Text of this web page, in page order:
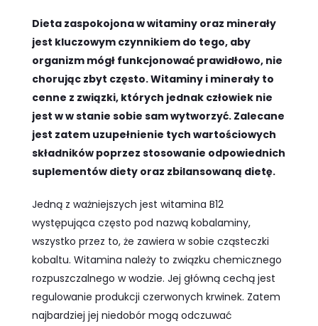
Dieta zaspokojona w witaminy oraz minerały
jest kluczowym czynnikiem do tego, aby
organizm mógł funkcjonować prawidłowo, nie
chorując zbyt często. Witaminy i minerały to
cenne z związki, których jednak człowiek nie
jest w w stanie sobie sam wytworzyć. Zalecane
jest zatem uzupełnienie tych wartościowych
składników poprzez stosowanie odpowiednich
suplementów diety oraz zbilansowaną dietę.
Jedną z ważniejszych jest witamina B12
występująca często pod nazwą kobalaminy,
wszystko przez to, że zawiera w sobie cząsteczki
kobaltu. Witamina należy to związku chemicznego
rozpuszczalnego w wodzie. Jej główną cechą jest
regulowanie produkcji czerwonych krwinek. Zatem
najbardziej jej niedobór mogą odczuwać